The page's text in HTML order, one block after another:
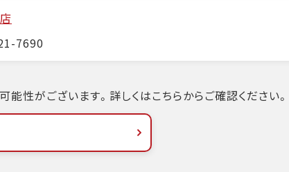
7690
能性がございます。詳しくはこちらからご確認ください。